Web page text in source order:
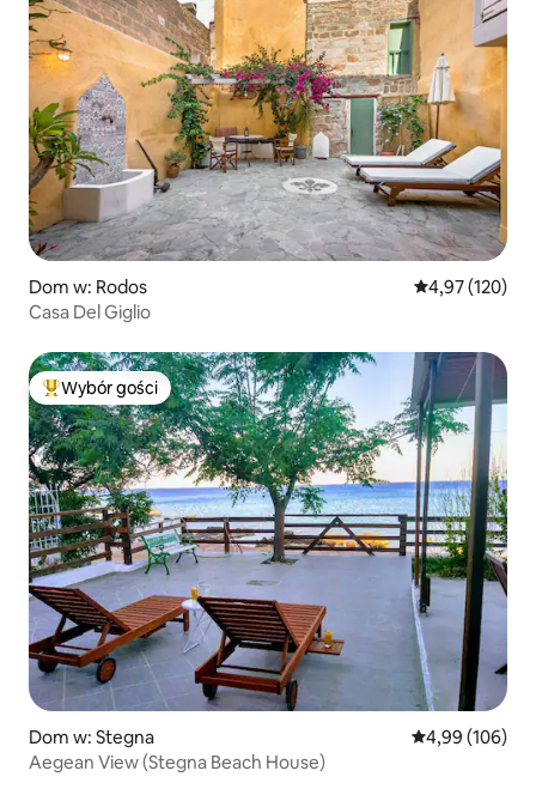
Dom w: Rodos Średnia
4,97 (120)
Casa Del Giglio
Najpopularniejsze z kategorii Wybór gości
Wybór gości
Dom w: Stegna Średnia
4,99 (106)
Aegean View (Stegna Beach House)